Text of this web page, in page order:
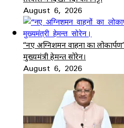
August 6, 2026
“नए अग्निशमन वाहनों का
मुख्यमंत्री हेमन्त सोरेन।
August 6, 2026